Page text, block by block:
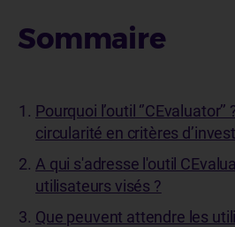
Sommaire
Pourquoi l’outil
circularité en critères
A qui s'adresse l'outil
utilisateurs visés ?
Que peuvent attendre les